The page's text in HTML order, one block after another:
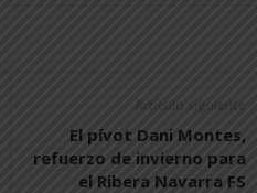
Artículo siguiente
El pívot Dani Montes,
refuerzo de invierno para
el Ribera Navarra FS